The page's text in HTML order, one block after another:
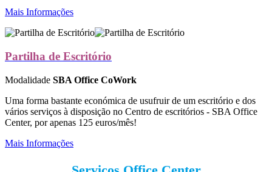
Mais Informações
Partilha de Escritório
Modalidade SBA Office CoWork
Uma forma bastante económica de usufruir de um escritório e dos
vários serviços à disposição no Centro de escritórios - SBA Office
Center, por apenas 125 euros/mês!
Mais Informações